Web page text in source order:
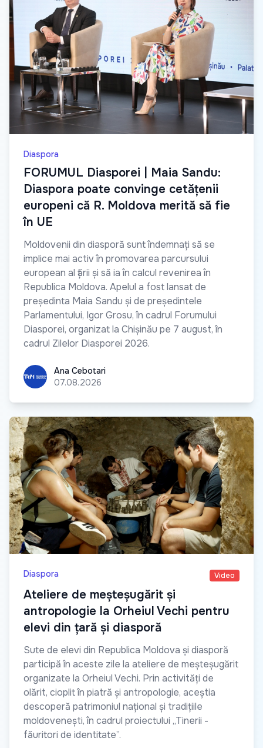
Diaspora
FORUMUL Diasporei | Maia Sandu:
Diaspora poate convinge cetățenii
europeni că R. Moldova merită să fie
în UE
Moldovenii din diasporă sunt îndemnați să se
implice mai activ în promovarea parcursului
european al țării și să ia în calcul revenirea în
Republica Moldova. Apelul a fost lansat de
președinta Maia Sandu și de președintele
Parlamentului, Igor Grosu, în cadrul Forumului
Diasporei, organizat la Chișinău pe 7 august, în
cadrul Zilelor Diasporei 2026.
Ana CebotariAna Cebotari
07.08.2026
Diaspora Video
Ateliere de meșteșugărit și
antropologie la Orheiul Vechi pentru
elevi din țară și diasporă
Sute de elevi din Republica Moldova și diasporă
participă în aceste zile la ateliere de meșteșugărit
organizate la Orheiul Vechi. Prin activități de
olărit, cioplit în piatră și antropologie, aceștia
descoperă patrimoniul național și tradițiile
moldovenești, în cadrul proiectului „Tinerii -
făuritori de identitate”.